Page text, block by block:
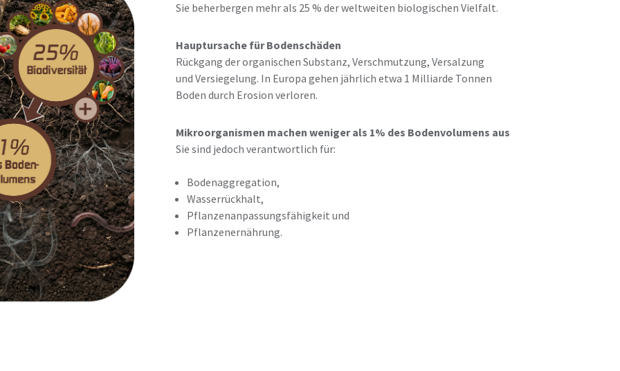
Sie beherbergen mehr als 25 % der weltweiten biologischen Vielfalt.
Hauptursache für Bodenschäden
Rückgang der organischen Substanz, Verschmutzung, Versalzung
und Versiegelung. In Europa gehen jährlich etwa 1 Milliarde Tonnen
Boden durch Erosion verloren.
Mikroorganismen machen weniger als 1% des Bodenvolumens aus
Sie sind jedoch verantwortlich für:
Bodenaggregation,
Wasserrückhalt,
Pflanzenanpassungsfähigkeit und
Pflanzenernährung.